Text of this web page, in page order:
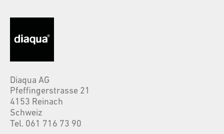
Diaqua AG
Pfeffingerstrasse 21
4153 Reinach
Schweiz
Tel. 061 716 73 90